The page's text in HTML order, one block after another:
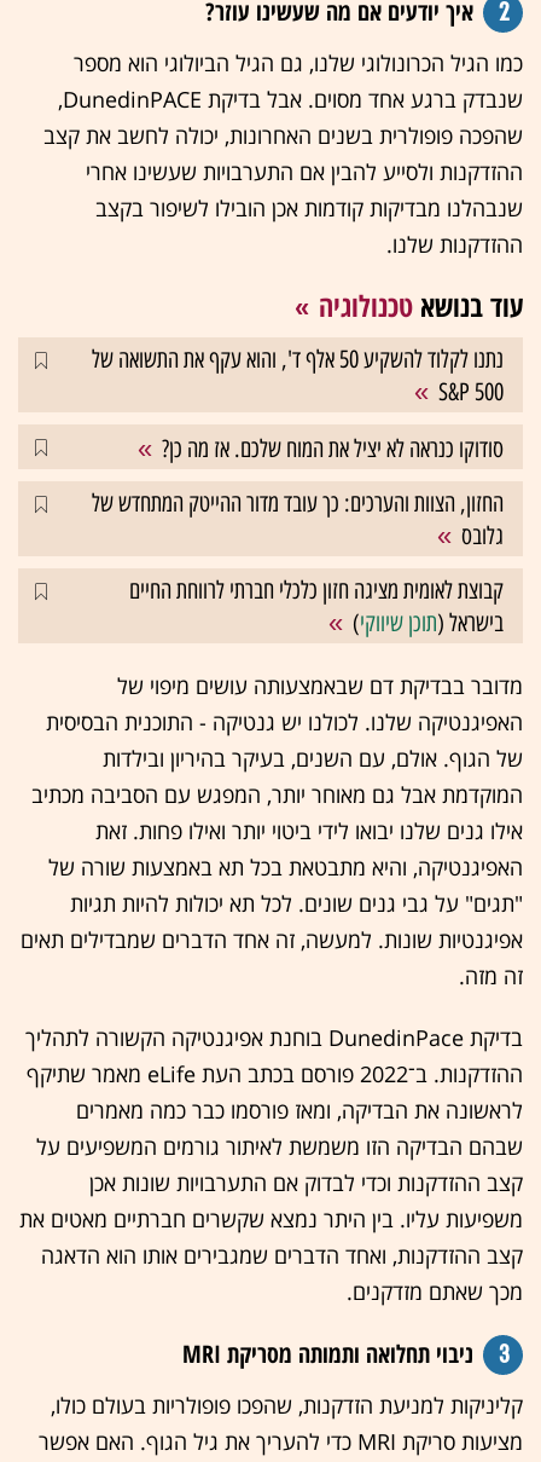
2 איך יודעים אם מה שעשינו עוזר?
כמו הגיל הכרונולוגי שלנו, גם הגיל הביולוגי הוא מספר
שנבדק ברגע אחד מסוים. אבל בדיקת DunedinPACE,
שהפכה פופולרית בשנים האחרונות, יכולה לחשב את קצב
ההזדקנות ולסייע להבין אם התערבויות שעשינו אחרי
שנבהלנו מבדיקות קודמות אכן הובילו לשיפור בקצב
ההזדקנות שלנו.
עוד בנושא טכנולוגיה
נתנו לקלוד להשקיע 50 אלף ד', והוא עקף את התשואה של
S&P 500
סודוקו כנראה לא יציל את המוח שלכם. אז מה כן?
החזון, הצוות והערכים: כך עובד מדור ההייטק המתחדש של
גלובס
קבוצת לאומית מציגה חזון כלכלי חברתי לרווחת החיים
בישראל (תוכן שיווקי)
מדובר בבדיקת דם שבאמצעותה עושים מיפוי של
האפיגנטיקה שלנו. לכולנו יש גנטיקה - התוכנית הבסיסית
של הגוף. אולם, עם השנים, בעיקר בהיריון ובילדות
המוקדמת אבל גם מאוחר יותר, המפגש עם הסביבה מכתיב
אילו גנים שלנו יבואו לידי ביטוי יותר ואילו פחות. זאת
האפיגנטיקה, והיא מתבטאת בכל תא באמצעות שורה של
"תגים" על גבי גנים שונים. לכל תא יכולות להיות תגיות
אפיגנטיות שונות. למעשה, זה אחד הדברים שמבדילים תאים
זה מזה.
בדיקת DunedinPace בוחנת אפיגנטיקה הקשורה לתהליך
ההזדקנות. ב־2022 פורסם בכתב העת eLife מאמר שתיקף
לראשונה את הבדיקה, ומאז פורסמו כבר כמה מאמרים
שבהם הבדיקה הזו משמשת לאיתור גורמים המשפיעים על
קצב ההזדקנות וכדי לבדוק אם התערבויות שונות אכן
משפיעות עליו. בין היתר נמצא שקשרים חברתיים מאטים את
קצב ההזדקנות, ואחד הדברים שמגבירים אותו הוא הדאגה
מכך שאתם מזדקנים.
3 ניבוי תחלואה ותמותה מסריקת MRI
קליניקות למניעת הזדקנות, שהפכו פופולריות בעולם כולו,
מציעות סריקת MRI כדי להעריך את גיל הגוף. האם אפשר